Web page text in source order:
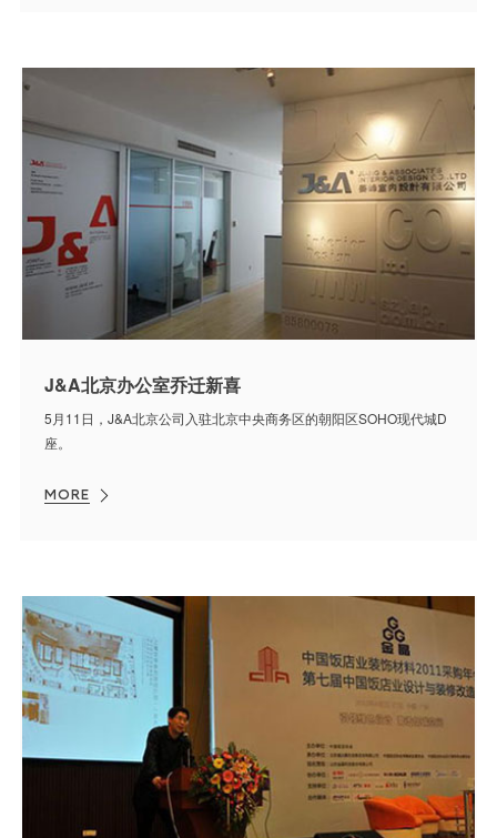
J&A北京办公室乔迁新喜
5月11日，J&A北京公司入驻北京中央商务区的朝阳区SOHO现代城D
座。
MORE